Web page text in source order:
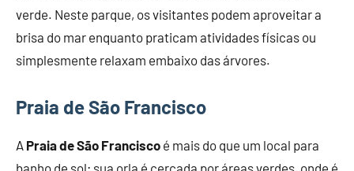
verde. Neste parque, os visitantes podem aproveitar a
brisa do mar enquanto praticam atividades físicas ou
simplesmente relaxam embaixo das árvores.
Praia de São Francisco
A Praia de São Francisco é mais do que um local para
banho de sol; sua orla é cercada por áreas verdes, onde é